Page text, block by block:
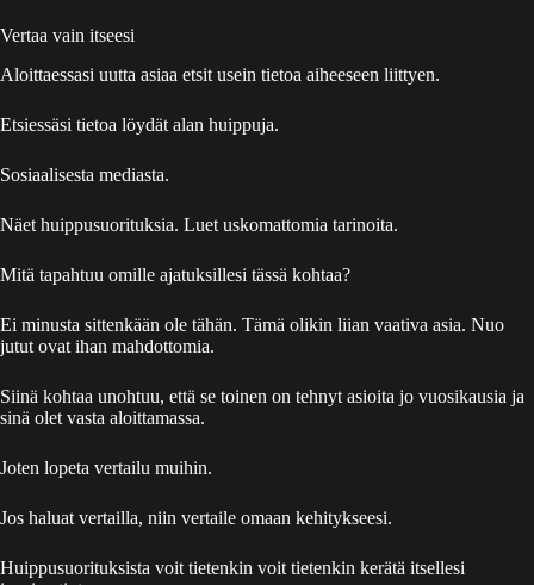
Vertaa vain itseesi
Aloittaessasi uutta asiaa etsit usein tietoa aiheeseen liittyen.
Etsiessäsi tietoa löydät alan huippuja.
Sosiaalisesta mediasta.
Näet huippusuorituksia. Luet uskomattomia tarinoita.
Mitä tapahtuu omille ajatuksillesi tässä kohtaa?
Ei minusta sittenkään ole tähän. Tämä olikin liian vaativa asia. Nuo
jutut ovat ihan mahdottomia.
Siinä kohtaa unohtuu, että se toinen on tehnyt asioita jo vuosikausia ja
sinä olet vasta aloittamassa.
Joten lopeta vertailu muihin.
Jos haluat vertailla, niin vertaile omaan kehitykseesi.
Huippusuorituksista voit tietenkin voit tietenkin kerätä itsellesi